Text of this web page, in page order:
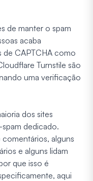
de manter o spam
acaba
de CAPTCHA como
Turnstile são
uma verificação
dos sites
dedicado.
alguns
e alguns lidam
que isso é
aqui